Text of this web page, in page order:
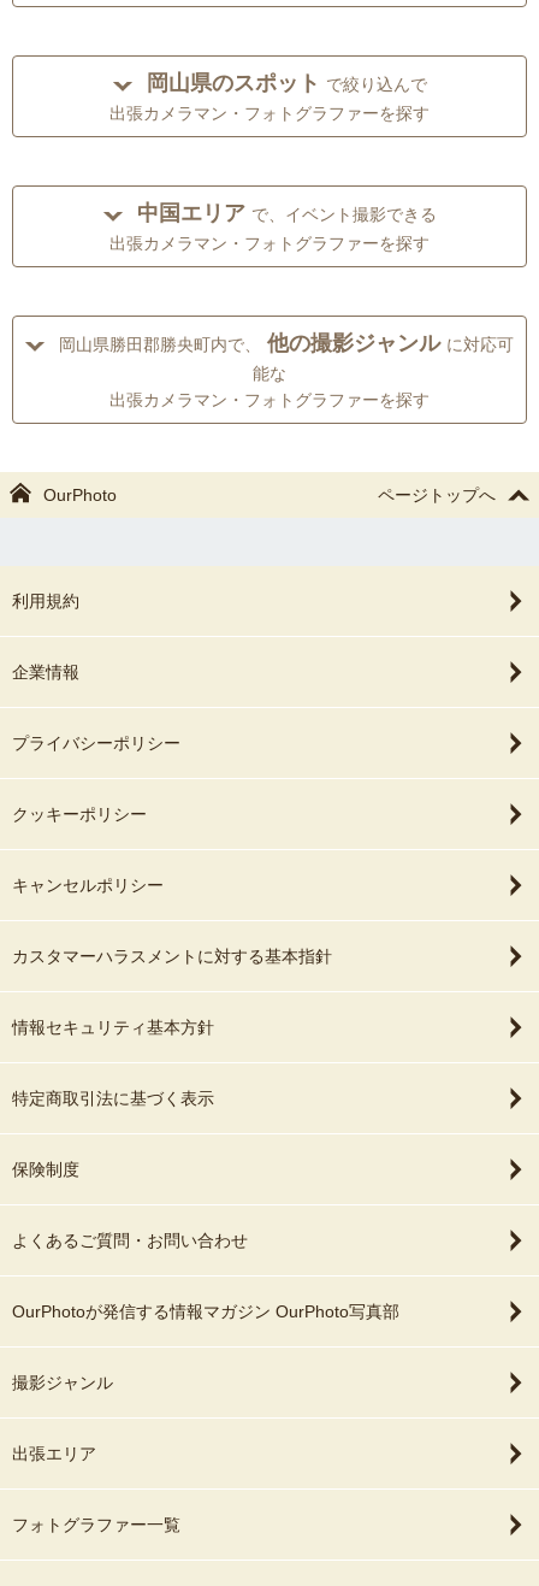
岡山県のスポット で絞り込んで
出張カメラマン・フォトグラファーを探す
中国エリア で、イベント撮影できる
出張カメラマン・フォトグラファーを探す
岡山県勝田郡勝央町内で、 他の撮影ジャンル に対応可
能な
出張カメラマン・フォトグラファーを探す
OurPhoto ページトップへ
利用規約
企業情報
プライバシーポリシー
クッキーポリシー
キャンセルポリシー
カスタマーハラスメントに対する基本指針
情報セキュリティ基本方針
特定商取引法に基づく表示
保険制度
よくあるご質問・お問い合わせ
OurPhotoが発信する情報マガジン OurPhoto写真部
撮影ジャンル
出張エリア
フォトグラファー一覧